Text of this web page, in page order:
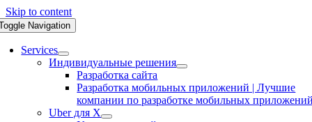
Skip to content
Navigation
Services
Индивидуальные решения
Разработка сайта
Разработка мобильных приложений | Лучшие
компании по разработке мобильных
Uber для X